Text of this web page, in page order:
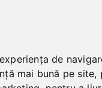
de
mai bună pe site,